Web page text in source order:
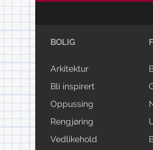
BOLIG
Arkitektur
Bli inspirert
Oppussing
Rengjøring
Vedlikehold